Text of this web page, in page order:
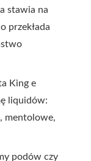
stawia na
przekłada
King e
liquidów:
mentolowe,
podów czy